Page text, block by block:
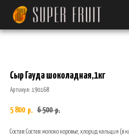
Сыр Гауда шоколадная,1кг
Артикул: 190168
5 800 р. 6 500 р.
Состав: Состав: молоко коровье, хлорид кальция (в